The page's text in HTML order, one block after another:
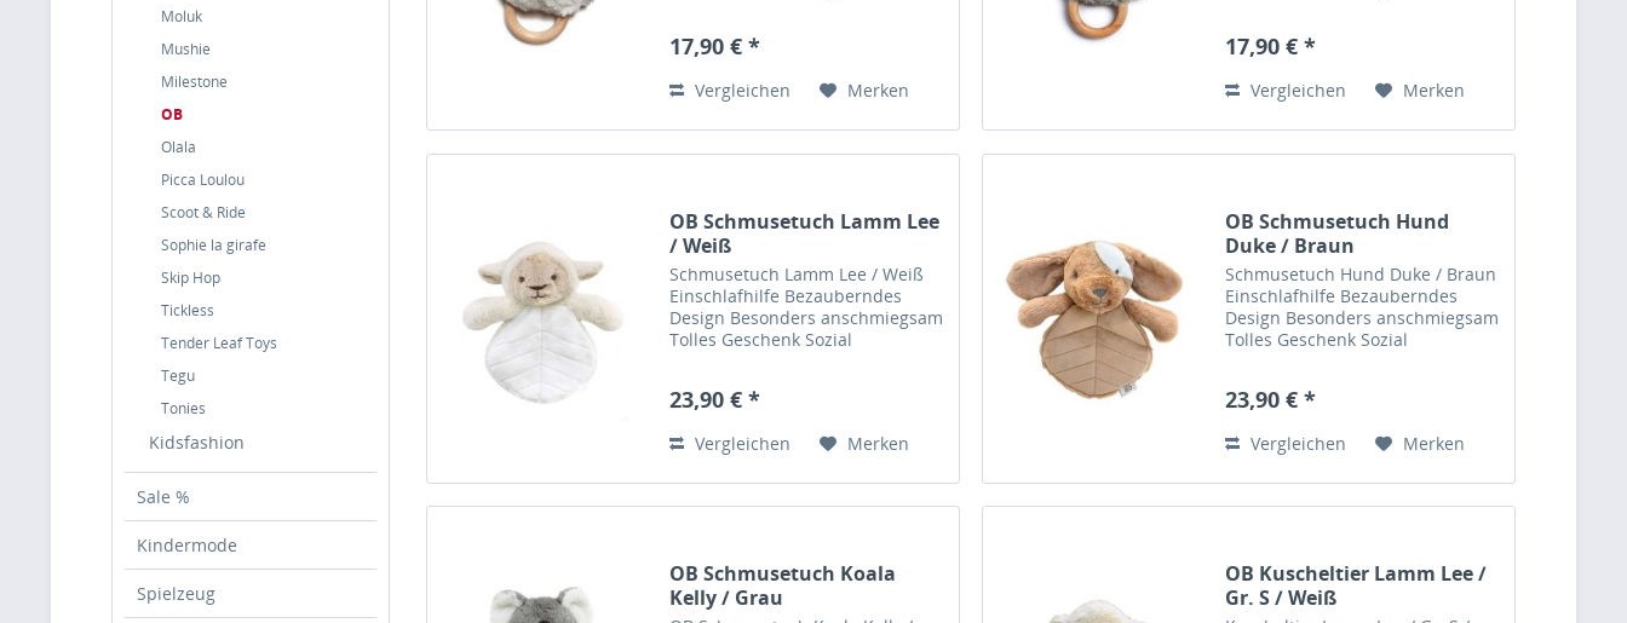
Moluk
Mushie
Milestone
OB
Olala
Picca Loulou
Scoot & Ride
Sophie la girafe
Skip Hop
Tickless
Tender Leaf Toys
Tegu
Tonies
Kidsfashion
Sale %
Kindermode
Spielzeug
Lees Bio Job: Designer Liebt:
Rassel ist einfach...
17,90 € *
Vergleichen Merken
Lees Bio Job: Designer Liebt:
Rassel ist einfach...
17,90 € *
Vergleichen Merken
OB Schmusetuch Lamm Lee
/ Weiß
Schmusetuch Lamm Lee / Weiß
Einschlafhilfe Bezauberndes
Design Besonders anschmiegsam
Tolles Geschenk Sozial
Regenschauer & Basteln Mit
Schmusetuch wird...
23,90 € *
Vergleichen Merken
OB Schmusetuch Hund
Duke / Braun
Schmusetuch Hund Duke / Braun
Einschlafhilfe Bezauberndes
Design Besonders anschmiegsam
Tolles Geschenk Sozial
Regenschauer & Basteln Mit
Schmusetuch wird...
23,90 € *
Vergleichen Merken
OB Schmusetuch Koala
Kelly / Grau
OB Kuscheltier Lamm Lee /
Gr. S / Weiß